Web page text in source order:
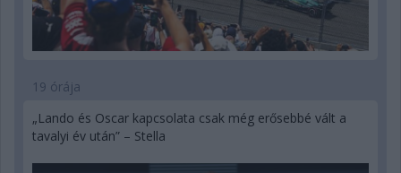
19 órája
„Lando és Oscar kapcsolata csak még erősebbé vált a
tavalyi év után” – Stella